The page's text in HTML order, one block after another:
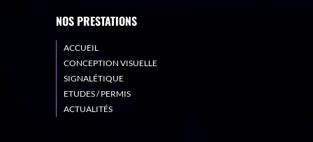
NOS PRESTATIONS
ACCUEIL
CONCEPTION VISUELLE
SIGNALÉTIQUE
ETUDES / PERMIS
ACTUALITÉS